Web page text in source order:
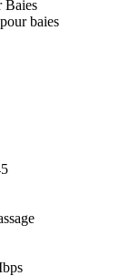
Baies
baies